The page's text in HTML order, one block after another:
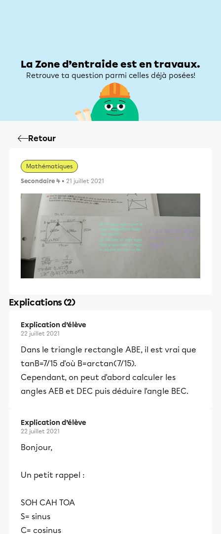
La Zone d’entraide est en travaux.
Retrouve ta question parmi celles déjà posées!
Retour
Mathématiques
Secondaire 4 • 21 juillet 2021
Explications (2)
Explication d’élève
22 juillet 2021
Dans le triangle rectangle ABE, il est vrai que
tanB=7/15 d'où B=arctan(7/15).
Cependant, on peut d'abord calculer les
angles AEB et DEC puis déduire l'angle BEC.
Explication d’élève
22 juillet 2021
Bonjour,
Un petit rappel :
SOH CAH TOA
S= sinus
C= cosinus